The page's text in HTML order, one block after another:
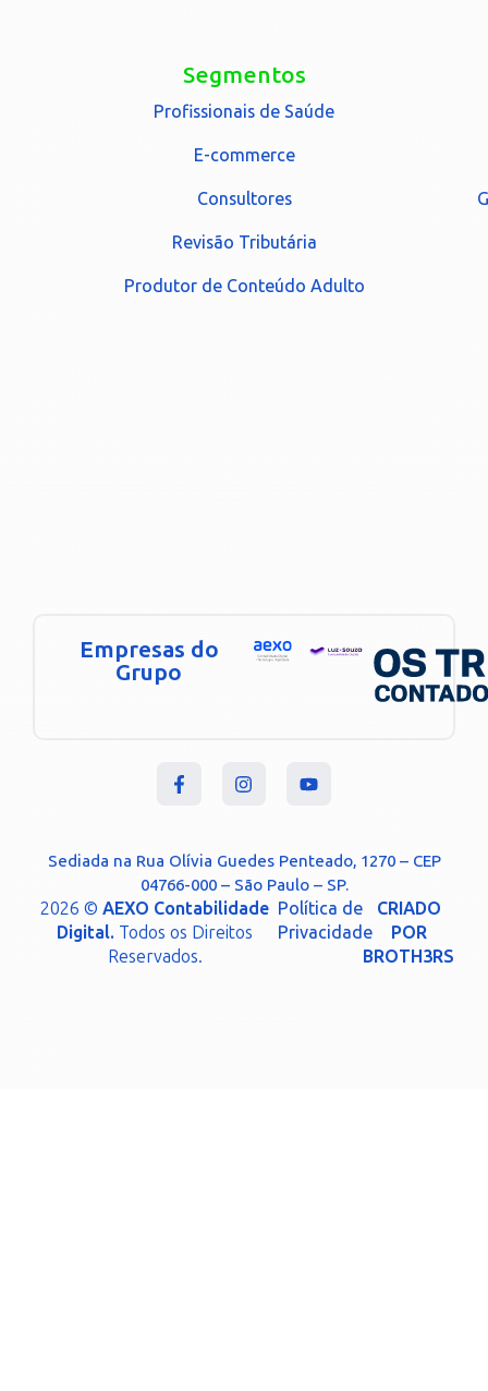
Segmentos
Profissionais de Saúde
E-commerce
Consultores
Revisão Tributária
Produtor de Conteúdo Adulto
Empresas do
Grupo
Sediada na Rua Olívia Guedes Penteado, 1270 – CEP
04766-000 – São Paulo – SP.
2026 ©AEXO Contabilidade
Digital. Todos os Direitos
Reservados.
Política de
Privacidade
CRIADO
POR
BROTH3RS